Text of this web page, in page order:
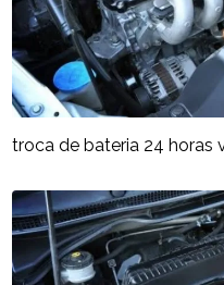
troca de bateria 24 horas